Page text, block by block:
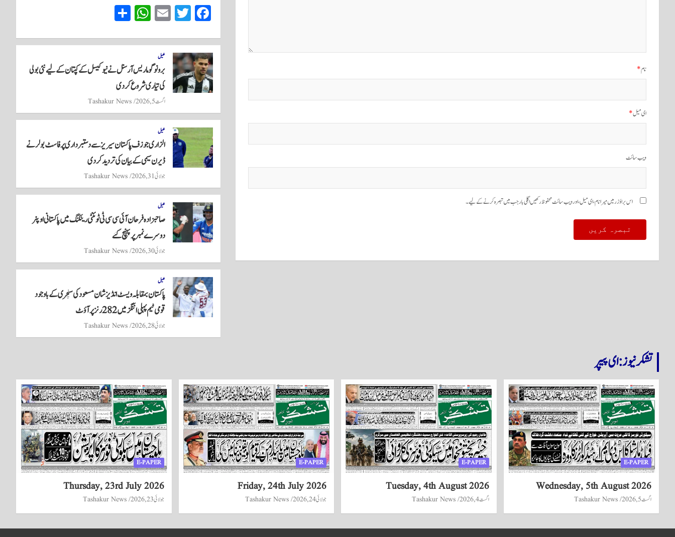
نام*
ای میل*
ویب‌ سائٹ
اس براؤزر میں میرا نام، ای میل، اور ویب سائٹ محفوظ رکھیں اگلی بار جب میں تبصرہ کرنے کےلیے۔
Fa
ce
bo
ok
T
wi
tte
r
E
m
ail
W
ha
ts
A
pp
re
کھیل
برونو گوماریس آرسنل نے نیو کیسل کے کپتان کے لیے نئی بولی
کی تیاری شروع کر دی
اگست 5, 2026 Tashakur News
کھیل
الزاری جوزف پاکستان سیریز سے دستبرداری پر فاسٹ بولر نے
ڈیرن سیمی کے بیان کی تردید کر دی
جولائی 31, 2026 Tashakur News
کھیل
صاحبزادہ فرحان آئی سی سی ٹی ٹوئنٹی رینکنگ میں پاکستانی اوپنر
دوسرے نمبر پر پہنچ گئے
جولائی 30, 2026 Tashakur News
کھیل
پاکستان بمقابلہ ویسٹ انڈیز شان مسعود کی سنچری کے باوجود
قومی ٹیم پہلی اننگز میں 282 رنز پر آؤٹ
جولائی 28, 2026 Tashakur News
تشکر نیوز: ای پیپر
E-PAPER
Wednesday, 5th August 2026
اگست 5, 2026 Tashakur News
E-PAPER
Tuesday, 4th August 2026
اگست 4, 2026 Tashakur News
E-PAPER
Friday, 24th July 2026
جولائی 24, 2026 Tashakur News
E-PAPER
Thursday, 23rd July 2026
جولائی 23, 2026 Tashakur News